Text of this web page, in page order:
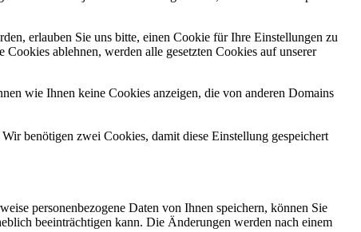
erlauben Sie uns bitte, einen Cookie für Ihre Einstellungen zu
ablehnen, werden alle gesetzten Cookies auf unserer
wie Ihnen keine Cookies anzeigen, die von anderen Domains
benötigen zwei Cookies, damit diese Einstellung gespeichert
personenbezogene Daten von Ihnen speichern, können Sie
beeinträchtigen kann. Die Änderungen werden nach einem